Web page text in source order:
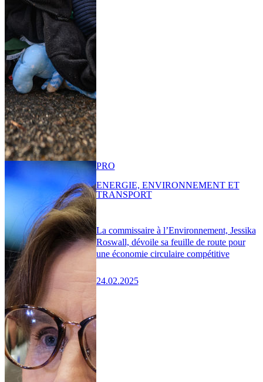
La commissaire à l’Environnement, Jessika
Roswall, dévoile sa feuille de route pour
une économie circulaire compétitive
24.02.2025
PRO
ENERGIE, ENVIRONNEMENT ET
TRANSPORT